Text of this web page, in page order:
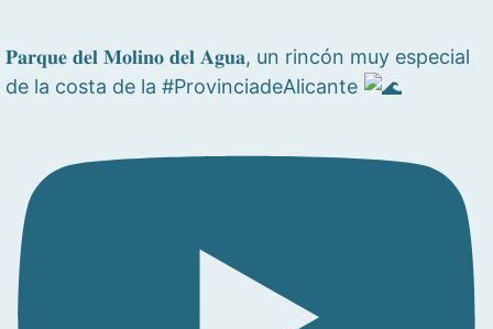
𝐏𝐚𝐫𝐪𝐮𝐞 𝐝𝐞𝐥 𝐌𝐨𝐥𝐢𝐧𝐨 𝐝𝐞𝐥 𝐀𝐠𝐮𝐚, un rincón muy especial
de la costa de la #ProvinciadeAlicante